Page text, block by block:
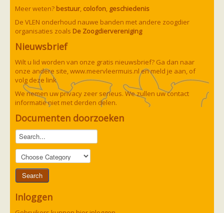
Meer weten? bestuur, colofon, geschiedenis
De VLEN onderhoud nauwe banden met andere zoogdier
organisaties zoals De Zoogdiervereniging
Nieuwsbrief
Wilt u lid worden van onze gratis nieuwsbrief? Ga dan naar
onze andere site,www.meervleermuis.nlen meld je aan, of
volg deze link
We nemen uw privacy zeer serieus. We zullen uw contact
informatie niet met derden delen.
Documenten doorzoeken
Inloggen